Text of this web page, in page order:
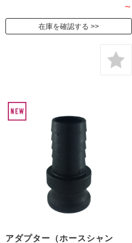
～
在庫を確認する
アダプター（ホースシャン